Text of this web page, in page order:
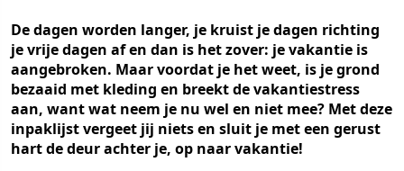
De dagen worden langer, je kruist je dagen richting
je vrije dagen af en dan is het zover: je vakantie is
aangebroken. Maar voordat je het weet, is je grond
bezaaid met kleding en breekt de vakantiestress
aan, want wat neem je nu wel en niet mee? Met deze
inpaklijst vergeet jij niets en sluit je met een gerust
hart de deur achter je, op naar vakantie!